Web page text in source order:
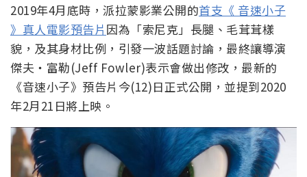
2019年4月底時，派拉蒙影業公開的首支《 音速小子
》真人電影預告片 因為「索尼克」長腿、毛茸茸樣
貌，及其身材比例，引發一波話題討論，最終讓導演
傑夫‧富勒(Jeff Fowler‏)表示會做出修改，最新的
《音速小子》預告片今(12)日正式公開，並提到2020
年2月21日將上映。